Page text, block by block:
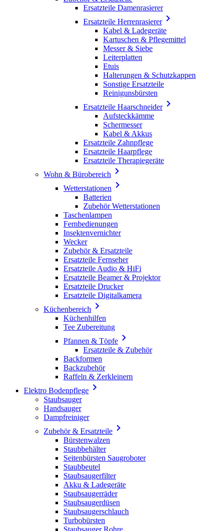
Ersatzteile Damenrasierer
Ersatzteile Herrenrasierer
Kabel & Ladegeräte
Kartuschen & Pflegemittel
Messer & Siebe
Leiterplatten
Etuis
Halterungen & Schutzkappen
Sonstige Ersatzteile
Reinigunsbürsten
Ersatzteile Haarschneider
Aufsteckkämme
Schermesser
Kabel & Akkus
Ersatzteile Zahnpflege
Ersatzteile Haarpflege
Ersatzteile Therapiegeräte
Wohn & Bürobereich 
Wetterstationen 
Batterien
Zubehör Wetterstationen
Taschenlampen
Fernbedienungen
Insektenvernichter
Wecker
Zubehör & Ersatzteile
Ersatzteile Fernseher
Ersatzteile Audio & HiFi
Ersatzteile Beamer & Projektor
Ersatzteile Drucker
Ersatzteile Digitalkamera
Küchenbereich 
Küchenhilfen
Tee Zubereitung
Pfannen & Töpfe 
Ersatzteile & Zubehör
Backformen
Backzubehör
Raffeln & Zerkleinern
Elektro Bodenpflege 
Staubsauger
Handsauger
Dampfreiniger
Zubehör & Ersatzteile 
Bürstenwalzen
Staubbehälter
Seitenbürsten Saugroboter
Staubbeutel
Staubsaugerfilter
Akku & Ladegeräte
Staubsaugerräder
Staubsaugerdüsen
Staubsaugerschlauch
Turbobürsten
Staubsauger Rohre